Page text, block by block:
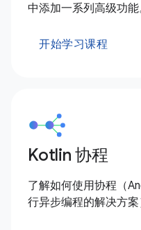
中添加一系列高级功能
开始学习课程
Kotlin 协程
了解如何使用协程（
行异步编程的解决方案